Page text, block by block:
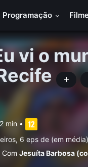
Programação
vi o
min •
6 eps de (em
ComJesuí­ta Barbosa